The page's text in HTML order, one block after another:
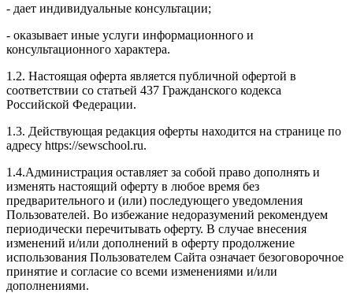
- дает индивидуальные консультации;
- оказывает иные услуги информационного и
консультационного характера.
1.2. Настоящая оферта является публичной офертой в
соответствии со статьей 437 Гражданского кодекса
Российской Федерации.
1.3. Действующая редакция оферты находится на странице по
адресу https://sewschool.ru.
1.4.Администрация оставляет за собой право дополнять и
изменять настоящий оферту в любое время без
предварительного и (или) последующего уведомления
Пользователей. Во избежание недоразумений рекомендуем
периодически перечитывать оферту. В случае внесения
изменений и/или дополнений в оферту продолжение
использования Пользователем Сайта означает безоговорочное
принятие и согласие со всеми изменениями и/или
дополнениями.